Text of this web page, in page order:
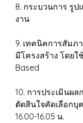
8. กระบวนการ รู
งาน
9. เทคนิคการสัม
มีโครงสร้าง โดยใ
Based
10. การประเมินผ
ตัดสินใจคัดเลือกบุ
16.00-16.05 น.